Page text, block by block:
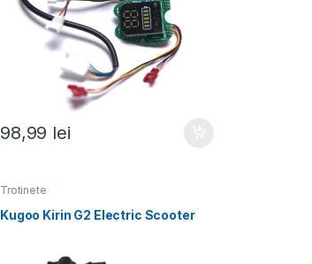
98,99 lei
Trotinete
Kugoo Kirin G2 Electric Scooter